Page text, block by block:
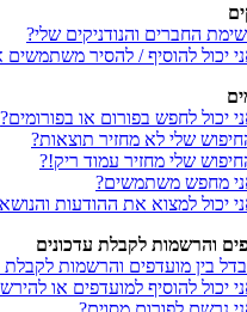
החברים והנודניקים שלי?
יכול להוסיף / להסיר
יכול לחפש בפורום או בפורומים?
שלי לא מחזיר תוצאות?
שלי מחזיר עמוד ריק!?
מחפש משתמשים?
יכול למצוא את ההודעות
והרשמות לקבלת עדכונים
בין מועדפים והרשמות לקבלת
יכול להוסיף למועדפים או